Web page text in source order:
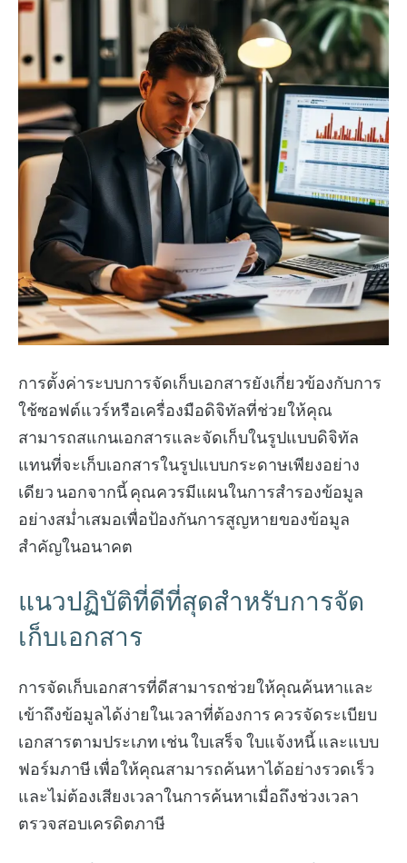
การตั้งค่าระบบการจัดเก็บเอกสารยังเกี่ยวข้องกับการ
ใช้ซอฟต์แวร์หรือเครื่องมือดิจิทัลที่ช่วยให้คุณ
สามารถสแกนเอกสารและจัดเก็บในรูปแบบดิจิทัล
แทนที่จะเก็บเอกสารในรูปแบบกระดาษเพียงอย่าง
เดียว นอกจากนี้ คุณควรมีแผนในการสำรองข้อมูล
อย่างสม่ำเสมอเพื่อป้องกันการสูญหายของข้อมูล
สำคัญในอนาคต
แนวปฏิบัติที่ดีที่สุดสำหรับการจัด
เก็บเอกสาร
การจัดเก็บเอกสารที่ดีสามารถช่วยให้คุณค้นหาและ
เข้าถึงข้อมูลได้ง่ายในเวลาที่ต้องการ ควรจัดระเบียบ
เอกสารตามประเภท เช่น ใบเสร็จ ใบแจ้งหนี้ และแบบ
ฟอร์มภาษี เพื่อให้คุณสามารถค้นหาได้อย่างรวดเร็ว
และไม่ต้องเสียงเวลาในการค้นหาเมื่อถึงช่วงเวลา
ตรวจสอบเครดิตภาษี